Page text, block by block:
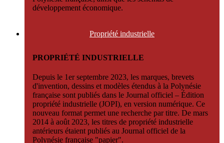
développement économique.
Propriété industrielle
PROPRIÉTÉ INDUSTRIELLE
Depuis le 1er septembre 2023, les marques, brevets
d'invention, dessins et modèles étendus à la Polynésie
française sont publiés dans le Journal officiel – Édition
propriété industrielle (JOPI), en version numérique. Ce
nouveau format permet une recherche par titre. De mars
2014 à août 2023, les titres de propriété industrielle
antérieurs étaient publiés au Journal officiel de la
Polynésie française "papier".